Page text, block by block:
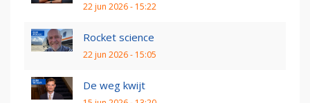
22 jun 2026 - 15:22
Rocket science
22 jun 2026 - 15:05
De weg kwijt